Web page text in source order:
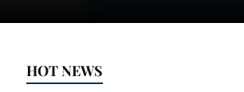
HOT NEWS